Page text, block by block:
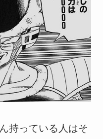
持っている人はそ